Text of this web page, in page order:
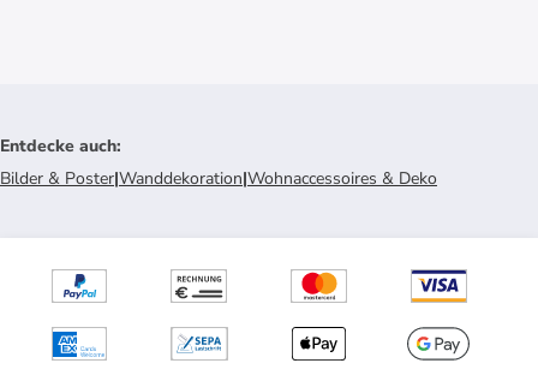
Entdecke auch:
Bilder & Poster|Wanddekoration|Wohnaccessoires & Deko